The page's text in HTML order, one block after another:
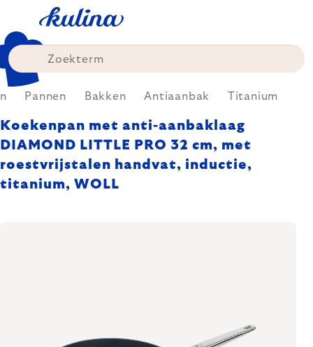
content
Pannen Bakken Antiaanbak Titanium
Koekenpan met anti-aanbaklaag
DIAMOND LITTLE PRO 32 cm, met
roestvrijstalen handvat, inductie,
titanium, WOLL